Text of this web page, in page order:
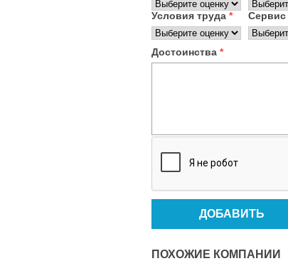
Условия труда * Сервис
Достоинства *
ПОХОЖИЕ КОМПАНИИ